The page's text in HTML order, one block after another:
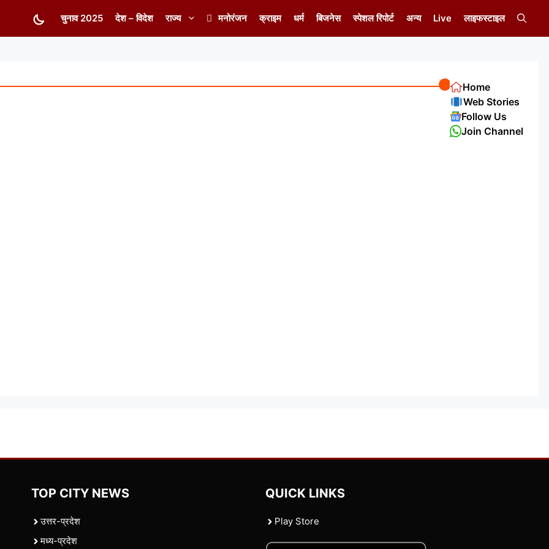
चुनाव 2025 देश – विदेश राज्य मनोरंजन क्राइम धर्म बिजनेस स्पेशल रिपोर्ट अन्य Live लाइफस्टाइल
Home
Web Stories
Follow Us
Join Channel
TOP CITY NEWS
उत्तर-प्रदेश
मध्य-प्रदेश
QUICK LINKS
Play Store